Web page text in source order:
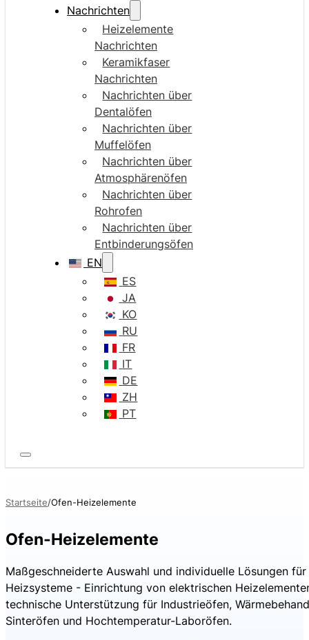
Nachrichten
Heizelemente
Nachrichten
Keramikfaser
Nachrichten
Nachrichten über
Dentalöfen
Nachrichten über
Muffelöfen
Nachrichten über
Atmosphärenöfen
Nachrichten über
Rohrofen
Nachrichten über
Entbinderungsöfen
EN
ES
JA
KO
RU
FR
IT
DE
ZH
PT
Startseite Ofen-Heizelemente
Ofen-Heizelemente
Maßgeschneiderte Auswahl und individuelle Lösungen
Heizsysteme - Einrichtung von elektrischen
technische Unterstützung für Industrieöfen,
Sinteröfen und Hochtemperatur-Laboröfen.